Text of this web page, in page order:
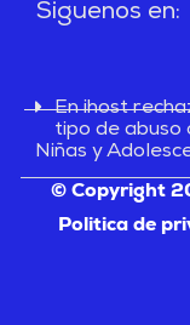
Siguenos en:
En ihost
tipo de abuso
Niñas y
© Copyright
Politica de